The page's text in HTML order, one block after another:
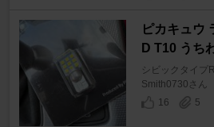
ピカキュウ
D T10 うち
シビックタイプR
Smith0730さん
16
5